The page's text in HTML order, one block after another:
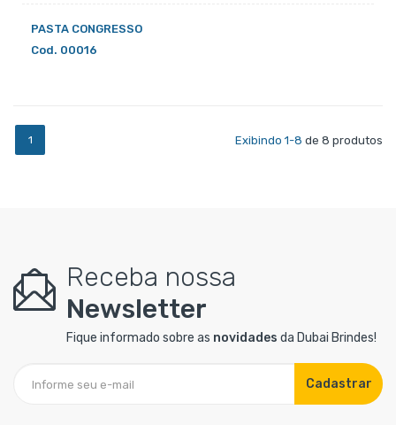
PASTA CONGRESSO
Cod. 00016
1 Exibindo 1-8 de 8 produtos
Receba nossa
Newsletter
Fique informado sobre as novidades da Dubai Brindes!
Cadastrar